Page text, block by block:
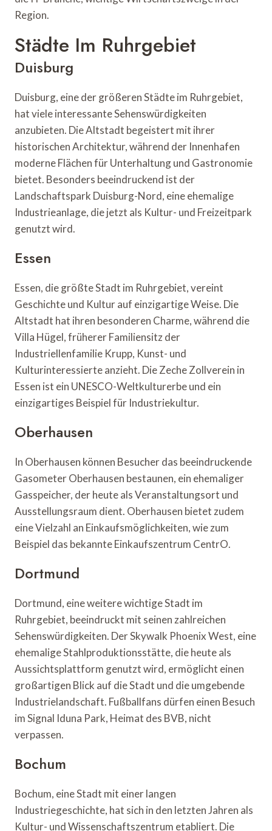
Region.
Städte Im Ruhrgebiet
Duisburg
Duisburg, eine der größeren Städte im Ruhrgebiet,
hat viele interessante Sehenswürdigkeiten
anzubieten. Die Altstadt begeistert mit ihrer
historischen Architektur, während der Innenhafen
moderne Flächen für Unterhaltung und Gastronomie
bietet. Besonders beeindruckend ist der
Landschaftspark Duisburg-Nord, eine ehemalige
Industrieanlage, die jetzt als Kultur- und Freizeitpark
genutzt wird.
Essen
Essen, die größte Stadt im Ruhrgebiet, vereint
Geschichte und Kultur auf einzigartige Weise. Die
Altstadt hat ihren besonderen Charme, während die
Villa Hügel, früherer Familiensitz der
Industriellenfamilie Krupp, Kunst- und
Kulturinteressierte anzieht. Die Zeche Zollverein in
Essen ist ein UNESCO-Weltkulturerbe und ein
einzigartiges Beispiel für Industriekultur.
Oberhausen
In Oberhausen können Besucher das beeindruckende
Gasometer Oberhausen bestaunen, ein ehemaliger
Gasspeicher, der heute als Veranstaltungsort und
Ausstellungsraum dient. Oberhausen bietet zudem
eine Vielzahl an Einkaufsmöglichkeiten, wie zum
Beispiel das bekannte Einkaufszentrum CentrO.
Dortmund
Dortmund, eine weitere wichtige Stadt im
Ruhrgebiet, beeindruckt mit seinen zahlreichen
Sehenswürdigkeiten. Der Skywalk Phoenix West, eine
ehemalige Stahlproduktionsstätte, die heute als
Aussichtsplattform genutzt wird, ermöglicht einen
großartigen Blick auf die Stadt und die umgebende
Industrielandschaft. Fußballfans dürfen einen Besuch
im Signal Iduna Park, Heimat des BVB, nicht
verpassen.
Bochum
Bochum, eine Stadt mit einer langen
Industriegeschichte, hat sich in den letzten Jahren als
Kultur- und Wissenschaftszentrum etabliert. Die